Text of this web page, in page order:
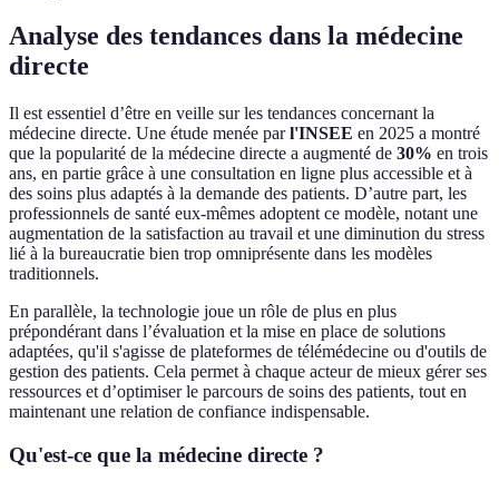
Analyse des tendances dans la médecine
directe
Il est essentiel d’être en veille sur les tendances concernant la
médecine directe. Une étude menée parl'INSEE en 2025 a montré
que la popularité de la médecine directe a augmenté de 30% en trois
ans, en partie grâce à une consultation en ligne plus accessible et à
des soins plus adaptés à la demande des patients. D’autre part, les
professionnels de santé eux-mêmes adoptent ce modèle, notant une
augmentation de la satisfaction au travail et une diminution du stress
lié à la bureaucratie bien trop omniprésente dans les modèles
traditionnels.
En parallèle, la technologie joue un rôle de plus en plus
prépondérant dans l’évaluation et la mise en place de solutions
adaptées, qu'il s'agisse de plateformes de télémédecine ou d'outils de
gestion des patients. Cela permet à chaque acteur de mieux gérer ses
ressources et d’optimiser le parcours de soins des patients, tout en
maintenant une relation de confiance indispensable.
Qu'est-ce que la médecine directe ?